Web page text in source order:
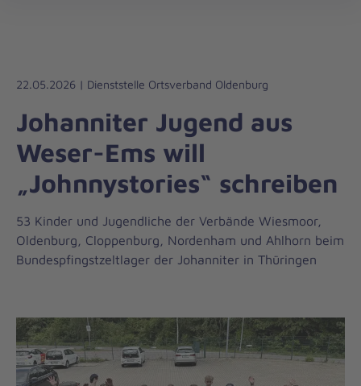
22.05.2026 | Dienststelle Ortsverband Oldenburg
Johanniter Jugend aus
Weser-Ems will
„Johnnystories“ schreiben
53 Kinder und Jugendliche der Verbände Wiesmoor,
Oldenburg, Cloppenburg, Nordenham und Ahlhorn beim
Bundespfingstzeltlager der Johanniter in Thüringen